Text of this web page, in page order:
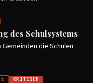
des Schulsystems
die Schulen
KRITISCH